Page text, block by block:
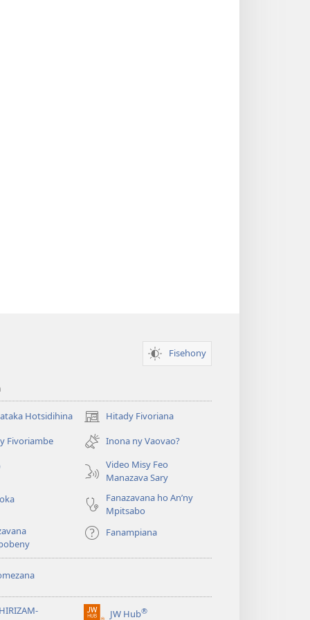
Fisehony
Hotsidihina Hitady Fivoriana
(manokatra
rohy)
Fivoriambe
Inona ny Vaovao?
Video Misy Feo
Manazava Sary
Fanazavana ho An’ny
Mpitsabo
Fanampiana
JW Hub®